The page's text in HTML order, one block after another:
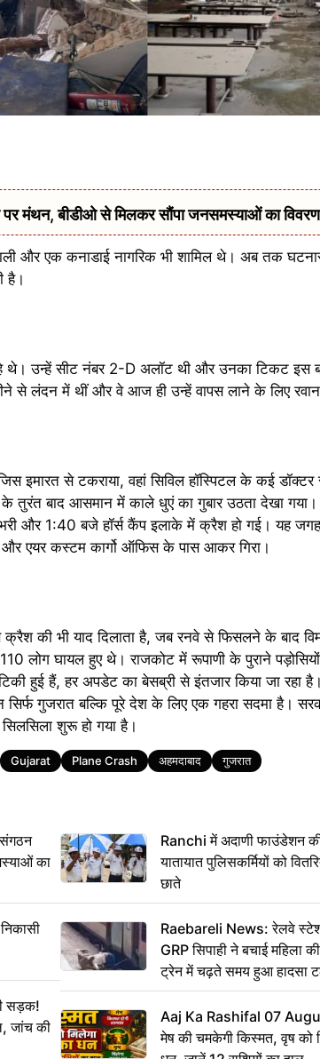
मंथन, बीडीओ से मिलकर सौंपा जनसमस्याओं का विवरण
और एक कनाडाई नागरिक भी शामिल थे। अब तक
है।
थे। उन्हें सीट नंबर 2-D अलॉट थी और उनका टिकट इस
से लंदन में थीं और वे आज ही उन्हें वापस लाने के लिए
इमारत से टकराया, वहां सिविल हॉस्पिटल के कई
बाद आसमान में काले धुएं का गुबार उठता देखा गया।
और 1:40 बजे हॉर्स कैंप इलाके में क्रैश हो गई। यह जगह
और एयर कस्टम कार्गो ऑफिस के पास आकर गिरा।
की भी याद दिलाता है, जब रनवे से फिसलने के बाद
लोग घायल हुए थे। राजकोट में रूपाणी के पुराने
हुई हैं, हर अपडेट का बेसब्री से इंतजार किया जा रहा
गुजरात बल्कि पूरे देश के लिए एक गहरा सदमा है।
शुरू हो गया है।
Gujarat Plane Crash अहमदाबाद गुजरात
का
सड़क!
जांच की
Ranchi में अदाणी फाउंडेशन
यातायात पुलिसकर्मियों को
छाते
Raebareli News: रेलवे
GRP सिपाही ने बचाई महिला
ट्रेन में चढ़ते समय हुआ हादसा
CCTV में कैद
Aaj Ka Rashifal 07
मेष की चमकेगी किस्मत, वृष को